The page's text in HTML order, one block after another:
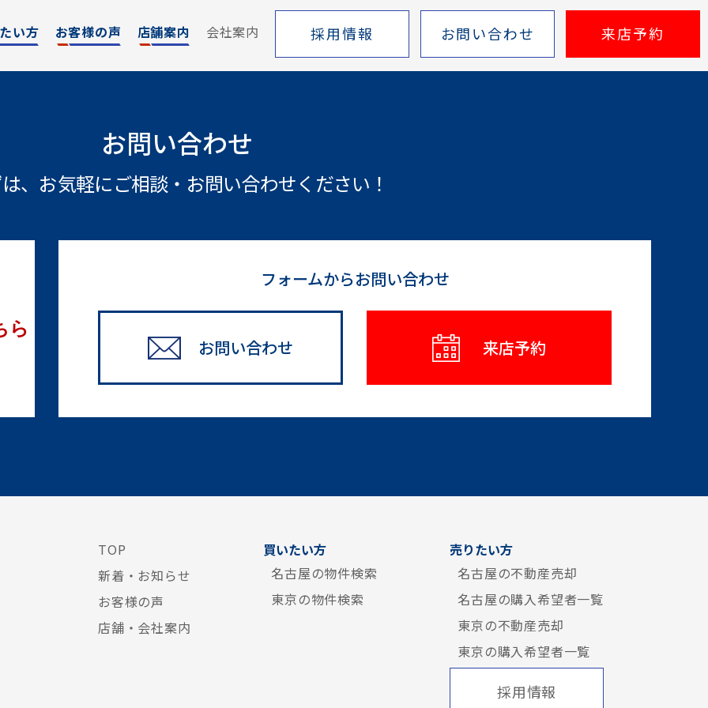
い方 お客様の声 店舗案内 会社案内 採用情報 お問い合わせ 来店予約
売り方のメリット・デメリット
売却実績
マンションを高く売るためのポイント
お問い合わせ
、お気軽にご相談・ お問い合わせください！
ら
フォームからお問い合わせ
お問い合わせ 来店予約
TOP
新着・お知らせ
お客様の声
店舗・会社案内
買いたい方
名古屋の物件検索
東京の物件検索
売りたい方
名古屋の不動産売却
名古屋の購入希望者一覧
東京の不動産売却
東京の購入希望者一覧
採用情報